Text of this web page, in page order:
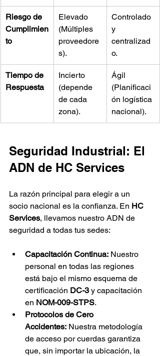
Riesgo de
Cumplimien
to
Elevado
(Múltiples
proveedore
s).
Controlado
y
centralizad
o.
Tiempo de
Respuesta
Incierto
(depende
de cada
zona).
Ágil
(Planificaci
ón logística
nacional).
Seguridad Industrial: El
ADN de HC Services
La razón principal para elegir a un
socio nacional es la confianza. En HC
Services, llevamos nuestro ADN de
seguridad a todas tus sedes:
Capacitación Continua: Nuestro
personal en todas las regiones
está bajo el mismo esquema de
certificación DC-3 y capacitación
en NOM-009-STPS.
Protocolos de Cero
Accidentes: Nuestra metodología
de acceso por cuerdas garantiza
que, sin importar la ubicación, la